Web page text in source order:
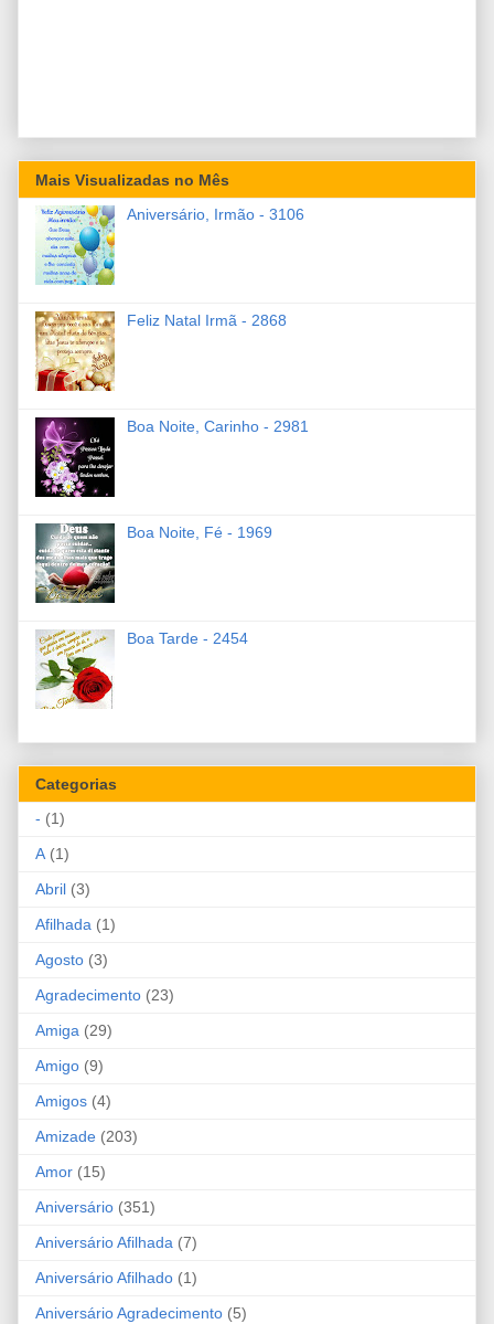
Mais Visualizadas no Mês
Aniversário, Irmão - 3106
Feliz Natal Irmã - 2868
Boa Noite, Carinho - 2981
Boa Noite, Fé - 1969
Boa Tarde - 2454
Categorias
- (1)
A (1)
Abril (3)
Afilhada (1)
Agosto (3)
Agradecimento (23)
Amiga (29)
Amigo (9)
Amigos (4)
Amizade (203)
Amor (15)
Aniversário (351)
Aniversário Afilhada (7)
Aniversário Afilhado (1)
Aniversário Agradecimento (5)